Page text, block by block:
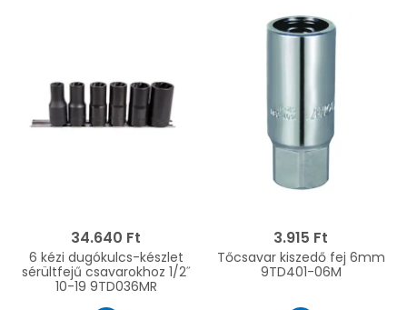
34.640 Ft
6 kézi dugókulcs-készlet
sérültfejű csavarokhoz 1/2˝
10-19 9TD036MR
3.915 Ft
Tőcsavar kiszedő fej 6mm
9TD401-06M